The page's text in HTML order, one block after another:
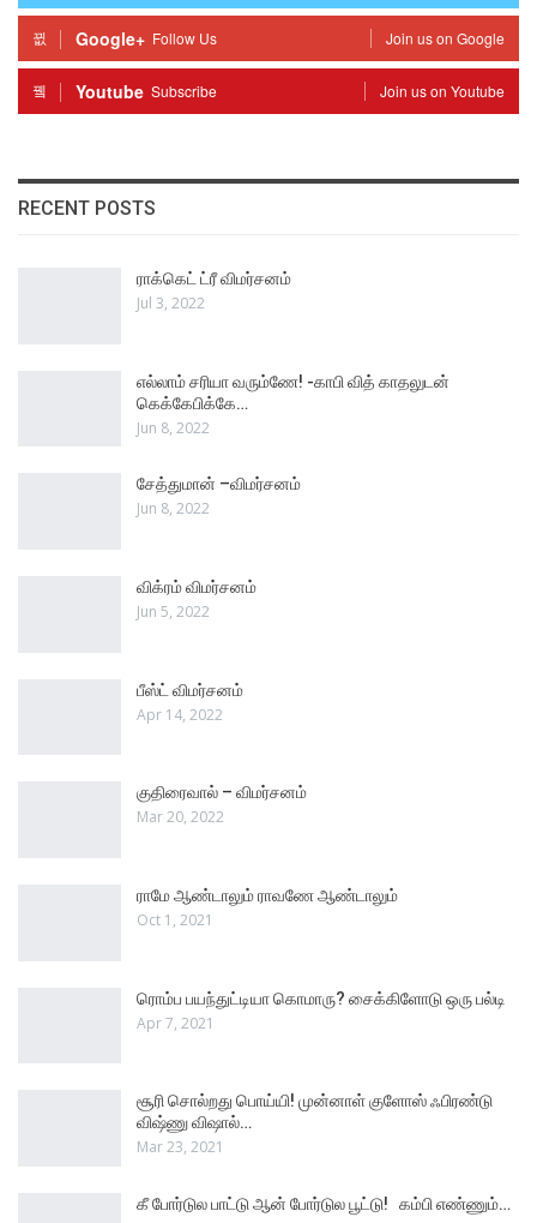
Google+ Follow Us Join us on Google
Youtube Subscribe Join us on Youtube
RECENT POSTS
ராக்கெட் ட்ரீ விமர்சனம்
Jul 3, 2022
எல்லாம் சரியா வரும்ணே! -காபி வித் காதலுடன்
கெக்கேபிக்கே…
Jun 8, 2022
சேத்துமான் –விமர்சனம்
Jun 8, 2022
விக்ரம் விமர்சனம்
Jun 5, 2022
பீஸ்ட் விமர்சனம்
Apr 14, 2022
குதிரைவால் – விமர்சனம்
Mar 20, 2022
ராமே ஆண்டாலும் ராவணே ஆண்டாலும்
Oct 1, 2021
ரொம்ப பயந்துட்டியா கொமாரு? சைக்கிளோடு ஒரு பல்டி
Apr 7, 2021
சூரி சொல்றது பொய்யி! முன்னாள் குளோஸ் ஃபிரண்டு
விஷ்ணு விஷால்…
Mar 23, 2021
கீ போர்டுல பாட்டு ஆன் போர்டுல பூட்டு! கம்பி எண்ணும்…